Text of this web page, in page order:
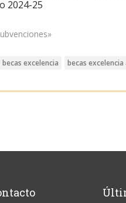
ventana
2024-25
becas excelencia becas